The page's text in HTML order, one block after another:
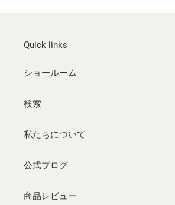
Quick links
ショールーム
検索
私たちについて
公式ブログ
商品レビュー